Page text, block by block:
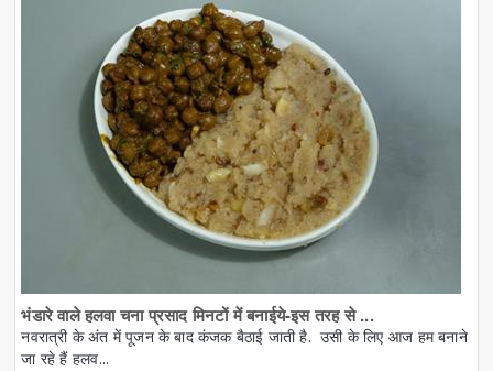
भंडारे वाले हलवा चना प्रसाद मिनटों में बनाईये-इस तरह से ...
नवरात्री के अंत में पूजन के बाद कंजक बैठाई जाती है. उसी के लिए आज हम बनाने
जा रहे हैं हलव...